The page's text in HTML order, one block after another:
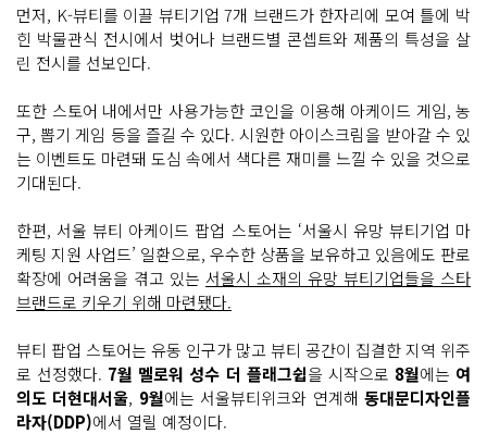
먼저, K-뷰티를 이끌 뷰티기업 7개 브랜드가 한자리에 모여 틀에 박
힌 박물관식 전시에서 벗어나 브랜드별 콘셉트와 제품의 특성을 살
린 전시를 선보인다.
또한 스토어 내에서만 사용가능한 코인을 이용해 아케이드 게임, 농
구, 뽑기 게임 등을 즐길 수 있다. 시원한 아이스크림을 받아갈 수 있
는 이벤트도 마련돼 도심 속에서 색다른 재미를 느낄 수 있을 것으로
기대된다.
한편, 서울 뷰티 아케이드 팝업 스토어는 ‘서울시 유망 뷰티기업 마
케팅 지원 사업드’ 일환으로, 우수한 상품을 보유하고 있음에도 판로
확장에 어려움을 겪고 있는 서울시 소재의 유망 뷰티기업들을 스타
브랜드로 키우기 위해 마련됐다.
뷰티 팝업 스토어는 유동 인구가 많고 뷰티 공간이 집결한 지역 위주
로 선정했다. 7월 멜로워 성수 더 플래그쉽을 시작으로 8월에는 여
의도 더현대서울, 9월에는 서울뷰티위크와 연계해동대문디자인플
라자(DDP)에서 열릴 예정이다.